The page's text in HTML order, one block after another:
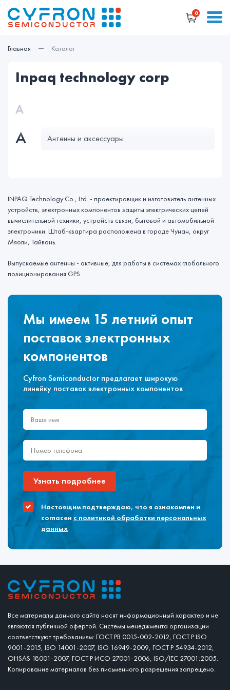
0
Главная Каталог
inpaq technology corp
А
А Антенны и аксессуары
INPAQ Technology Co., Ltd. - проектировщик и изготовитель антенных
устройств, электронных компонентов защиты электрических цепей
вычислительной техники, устройств связи, бытовой и автомобильной
электроники. Штаб-квартира расположена в городе Чунан, округ
Мяоли, Тайвань.
Выпускаемые антенны - активные, для работы в системах глобального
позиционирования GPS.
Мы имеем 15 летний опыт
поставок электронных
компонентов
Cyfron Semiconductor предлагает широкую
линейку поставок электронных компонентов
Узнать подробнее
Настоящим подтверждаю, что я ознакомлен и
согласен с политикой обработки персональных
данных
Все материалы данного сайта носят информационный характер и не
являются публичной офертой. Системы менеджмента организации
соответствуют требованиям: ГОСТ РВ 0015-002-2012, ГОСТ Р ISO
9001-2015, ISO 14001-2007, ISO 16949-2009, ГОСТ Р 54934-2012,
OHSAS 18001-2007, ГОСТ Р ИСО 27001-2006, ISO/IEC 27001:2005.
Копирование материалов без письменного разрешения запрещено.